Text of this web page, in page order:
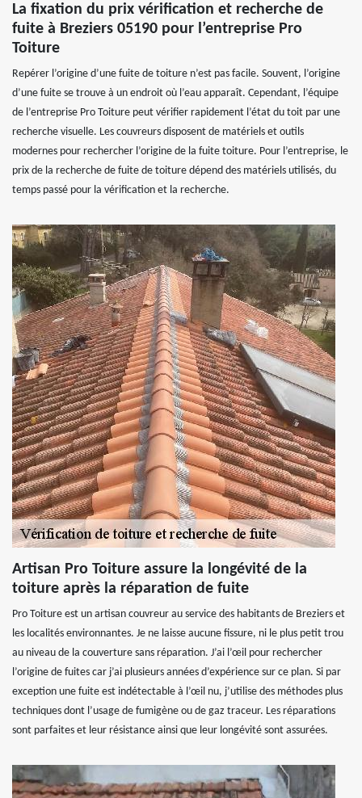
La fixation du prix vérification et recherche de
fuite à Breziers 05190 pour l’entreprise Pro
Toiture
Repérer l’origine d’une fuite de toiture n’est pas facile. Souvent, l’origine
d’une fuite se trouve à un endroit où l’eau apparaît. Cependant, l’équipe
de l’entreprise Pro Toiture peut vérifier rapidement l’état du toit par une
recherche visuelle. Les couvreurs disposent de matériels et outils
modernes pour rechercher l’origine de la fuite toiture. Pour l’entreprise, le
prix de la recherche de fuite de toiture dépend des matériels utilisés, du
temps passé pour la vérification et la recherche.
Artisan Pro Toiture assure la longévité de la
toiture après la réparation de fuite
Pro Toiture est un artisan couvreur au service des habitants de Breziers et
les localités environnantes. Je ne laisse aucune fissure, ni le plus petit trou
au niveau de la couverture sans réparation. J’ai l’œil pour rechercher
l’origine de fuites car j’ai plusieurs années d’expérience sur ce plan. Si par
exception une fuite est indétectable à l’œil nu, j’utilise des méthodes plus
techniques dont l’usage de fumigène ou de gaz traceur. Les réparations
sont parfaites et leur résistance ainsi que leur longévité sont assurées.